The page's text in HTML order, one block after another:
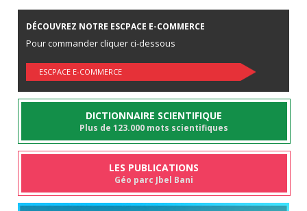
DÉCOUVREZ NOTRE ESCPACE E-COMMERCE
Pour commander cliquer ci-dessous
ESCPACE E-COMMERCE
DICTIONNAIRE SCIENTIFIQUE
Plus de 123.000 mots scientifiques
LES PUBLICATIONS
Géo parc Jbel Bani